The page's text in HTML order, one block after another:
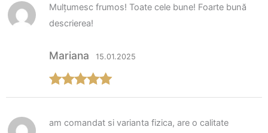
Evaluat la5
Mariana 15.01.2025
Mulțumesc frumos! Toate cele bune! Foarte bună
descrierea!
am comandat si varianta fizica, are o calitate